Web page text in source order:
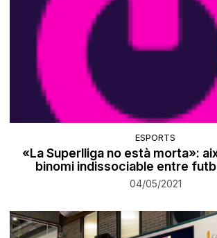
ESPORTS
«La Superlliga no està morta»:
binomi indissociable entre
04/05/2021